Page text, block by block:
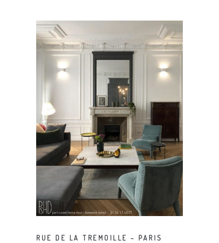
RUE DE LA TREMOILLE – PARIS